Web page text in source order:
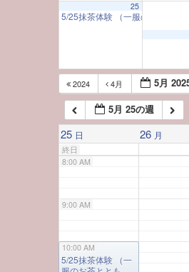
25
5/25抹茶体験 （一服のお茶とと
2024 4月 5月
5月 25の週
25 日 26 月
終日
6:00 AM
7:00 AM
8:00 AM
9:00 AM
10:00 AM
10:00 AM
5/25抹茶体験 （一